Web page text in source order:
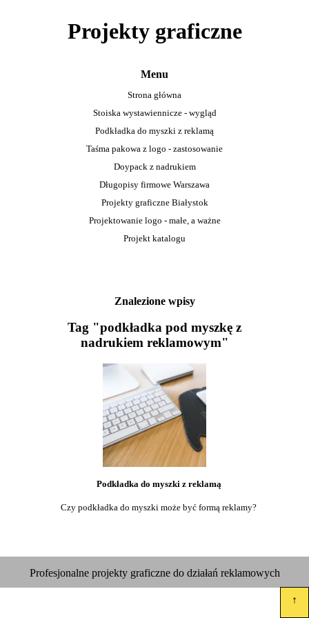
Projekty graficzne
Menu
Strona główna
Stoiska wystawiennicze - wygląd
Podkładka do myszki z reklamą
Taśma pakowa z logo - zastosowanie
Doypack z nadrukiem
Długopisy firmowe Warszawa
Projekty graficzne Białystok
Projektowanie logo - małe, a ważne
Projekt katalogu
Znalezione wpisy
Tag "podkładka pod myszkę z
nadrukiem reklamowym"
Podkładka do myszki z reklamą
Czy podkładka do myszki może być formą reklamy?
Profesjonalne projekty graficzne do działań reklamowych
↑